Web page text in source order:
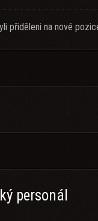
přiděleni na nové
personál